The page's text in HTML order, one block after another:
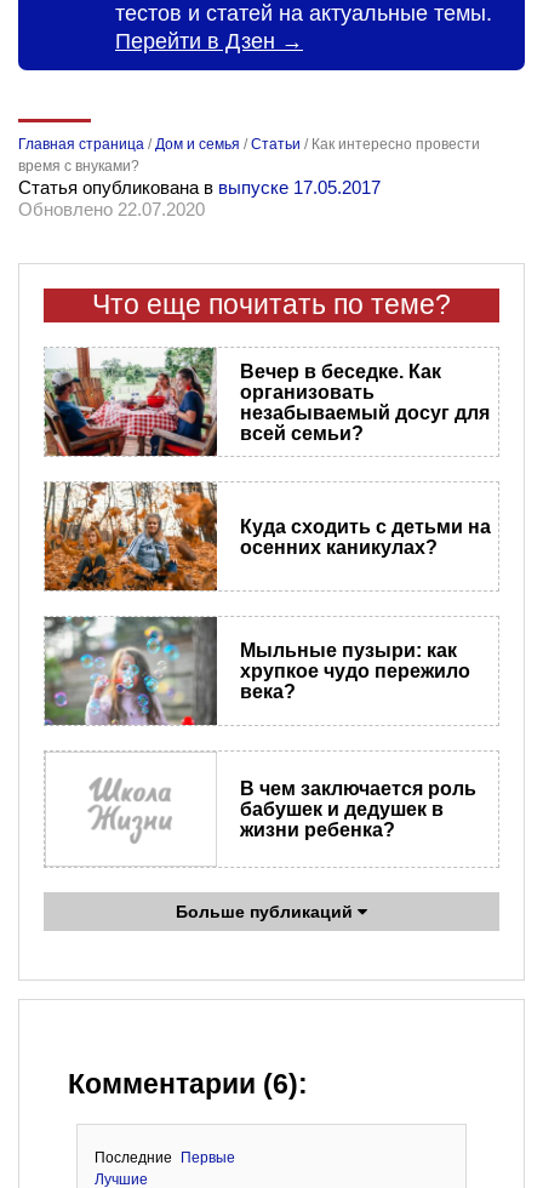
тестов и статей на актуальные темы.
Перейти в Дзен →
Главная страница /Дом и семья /Статьи / Как интересно провести
время с внуками?
Статья опубликована в выпуске 17.05.2017
Обновлено 22.07.2020
Что еще почитать по теме?
Вечер в беседке. Как
организовать
незабываемый досуг для
всей семьи?
Куда сходить с детьми на
осенних каникулах?
Мыльные пузыри: как
хрупкое чудо пережило
века?
В чем заключается роль
бабушек и дедушек в
жизни ребенка?
Больше публикаций
Комментарии (6):
Последние
Первые
Лучшие